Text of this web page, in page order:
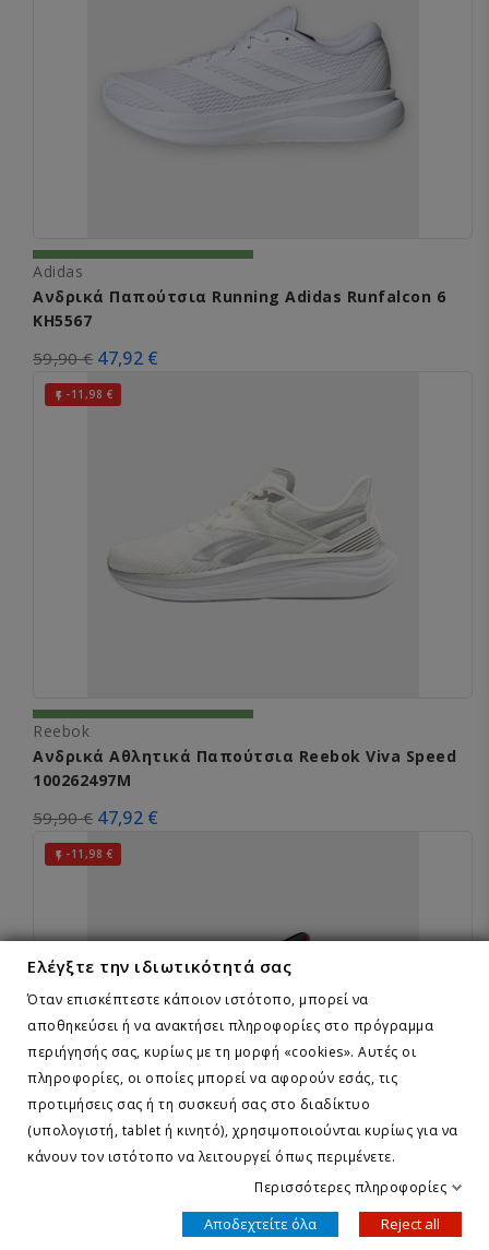
Adidas
Ανδρικά Παπούτσια Running Adidas Runfalcon 6
KH5567
59,90 € 47,92 €
 -11,98 €
Reebok
Ανδρικά Αθλητικά Παπούτσια Reebok Viva Speed
100262497M
59,90 € 47,92 €
 -11,98 €
Ανδρικά Αθλητικά Παπούτσια Reebok NFX 2
Ελέγξτε την ιδιωτικότητά σας
Όταν επισκέπτεστε κάποιον ιστότοπο, μπορεί να
αποθηκεύσει ή να ανακτήσει πληροφορίες στο πρόγραμμα
περιήγησής σας, κυρίως με τη μορφή «cookies». Αυτές οι
πληροφορίες, οι οποίες μπορεί να αφορούν εσάς, τις
προτιμήσεις σας ή τη συσκευή σας στο διαδίκτυο
(υπολογιστή, tablet ή κινητό), χρησιμοποιούνται κυρίως για να
κάνουν τον ιστότοπο να λειτουργεί όπως περιμένετε.
Περισσότερες πληροφορίες
Αποδεχτείτε όλα Reject all